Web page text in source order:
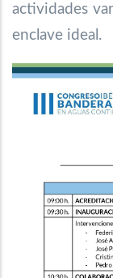
actividades
enclave ideal.